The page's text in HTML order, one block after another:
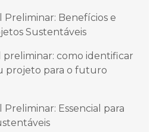
Preliminar: Benefícios e
Sustentáveis
preliminar: como identificar
projeto para o futuro
Essencial para